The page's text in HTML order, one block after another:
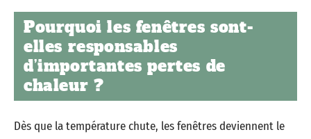
Pourquoi les fenêtres sont-
elles responsables
d’importantes pertes de
chaleur ?
Dès que la température chute, les fenêtres deviennent le